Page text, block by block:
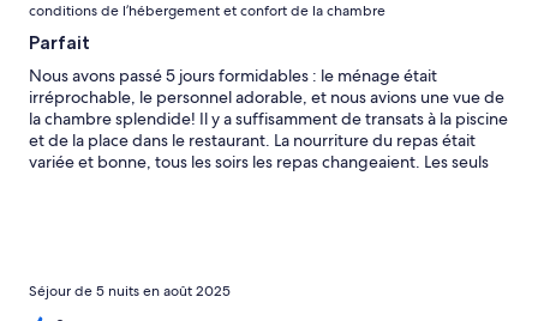
conditions de l’hébergement et confort de la chambre
Parfait
Nous avons passé 5 jours formidables : le ménage était
irréprochable, le personnel adorable, et nous avions une vue de
la chambre splendide! Il y a suffisamment de transats à la piscine
et de la place dans le restaurant. La nourriture du repas était
variée et bonne, tous les soirs les repas changeaient. Les seuls
Séjour de 5 nuits en août 2025